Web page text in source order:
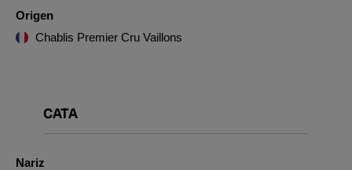
Origen
Chablis Premier Cru Vaillons
CATA
Nariz